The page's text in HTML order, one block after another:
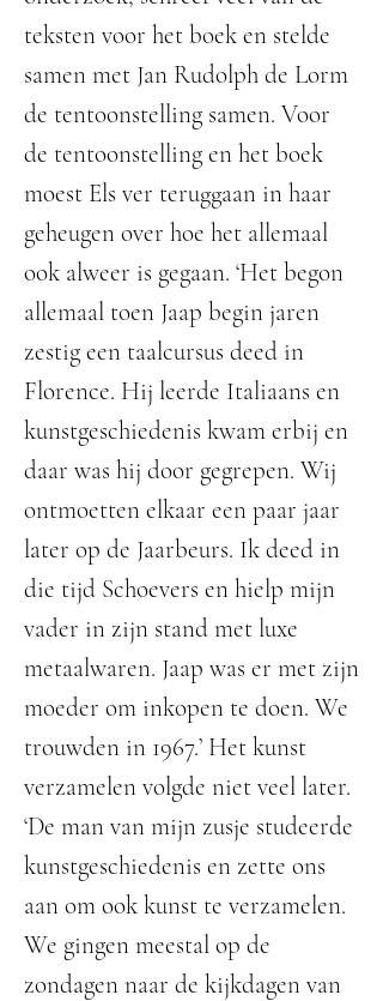
teksten voor het boek en stelde
samen met Jan Rudolph de Lorm
de tentoonstelling samen. Voor
de tentoonstelling en het boek
moest Els ver teruggaan in haar
geheugen over hoe het allemaal
ook alweer is gegaan. ‘Het begon
allemaal toen Jaap begin jaren
zestig een taalcursus deed in
Florence. Hij leerde Italiaans en
kunstgeschiedenis kwam erbij en
daar was hij door gegrepen. Wij
ontmoetten elkaar een paar jaar
later op de Jaarbeurs. Ik deed in
die tijd Schoevers en hielp mijn
vader in zijn stand met luxe
metaalwaren. Jaap was er met zijn
moeder om inkopen te doen. We
trouwden in 1967.’ Het kunst
verzamelen volgde niet veel later.
‘De man van mijn zusje studeerde
kunstgeschiedenis en zette ons
aan om ook kunst te verzamelen.
We gingen meestal op de
zondagen naar de kijkdagen van